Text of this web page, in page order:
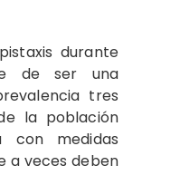
durante
de ser una
tres
la población
con medidas
a veces deben